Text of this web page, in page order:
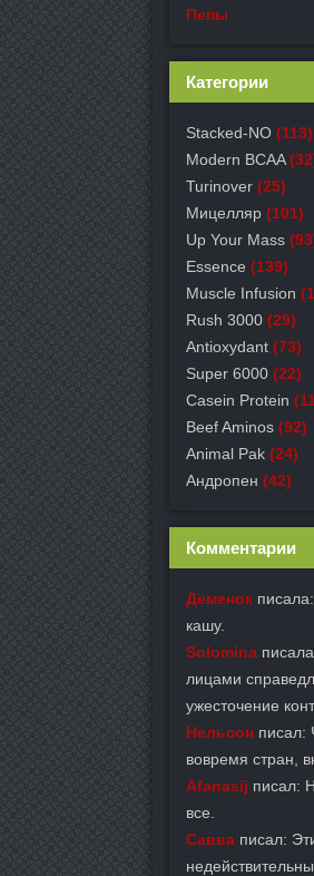
Пепы
Категории
Stacked-NO (113)
Modern BCAA
Turinover (25)
Мицелляр (101)
Up Your Mass
Essence (139)
Muscle Infusion
Rush 3000 (29)
Antioxydant (73)
Super 6000 (22)
Casein Protein
Beef Aminos (92)
Animal Pak (24)
Андропен (42)
Комментарии
Деменок
кашу.
Solomina
лицами
ужесточение
Нельсон писал:
вовремя стран,
Afanasij писал:
все.
Савва писал: